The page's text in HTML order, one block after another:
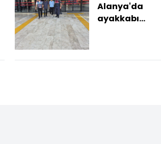
Alanya'da
ayakkabı